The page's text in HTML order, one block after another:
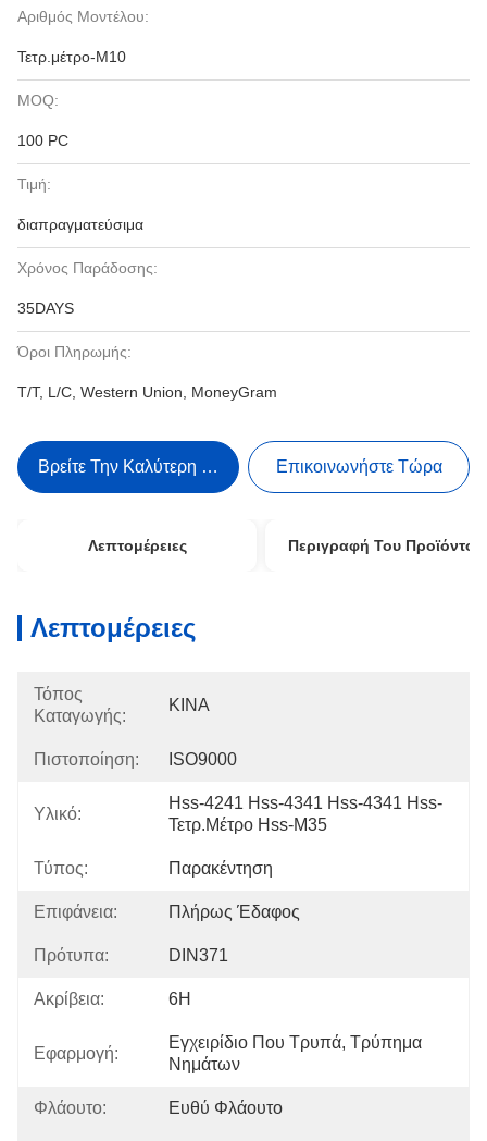
Αριθμός Μοντέλου:
Τετρ.μέτρο-M10
MOQ:
100 PC
Τιμή:
διαπραγματεύσιμα
Χρόνος Παράδοσης:
35DAYS
Όροι Πληρωμής:
T/T, L/C, Western Union, MoneyGram
Βρείτε Την Καλύτερη Τιμή Επικοινωνήστε Τώρα
Λεπτομέρειες Περιγραφή Του Προϊόντος
Λεπτομέρειες
Τόπος
Καταγωγής:
ΚΙΝΑ
Πιστοποίηση: ISO9000
Υλικό:
Hss-4241 Hss-4341 Hss-4341 Hss-
Τετρ.μέτρο Hss-M35
Τύπος: Παρακέντηση
Επιφάνεια: Πλήρως Έδαφος
Πρότυπα: DIN371
Ακρίβεια: 6H
Εφαρμογή:
Εγχειρίδιο Που Τρυπά, Τρύπημα
Νημάτων
Φλάουτο: Ευθύ Φλάουτο